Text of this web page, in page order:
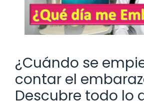
¿Cuándo se
contar el
Descubre todo lo